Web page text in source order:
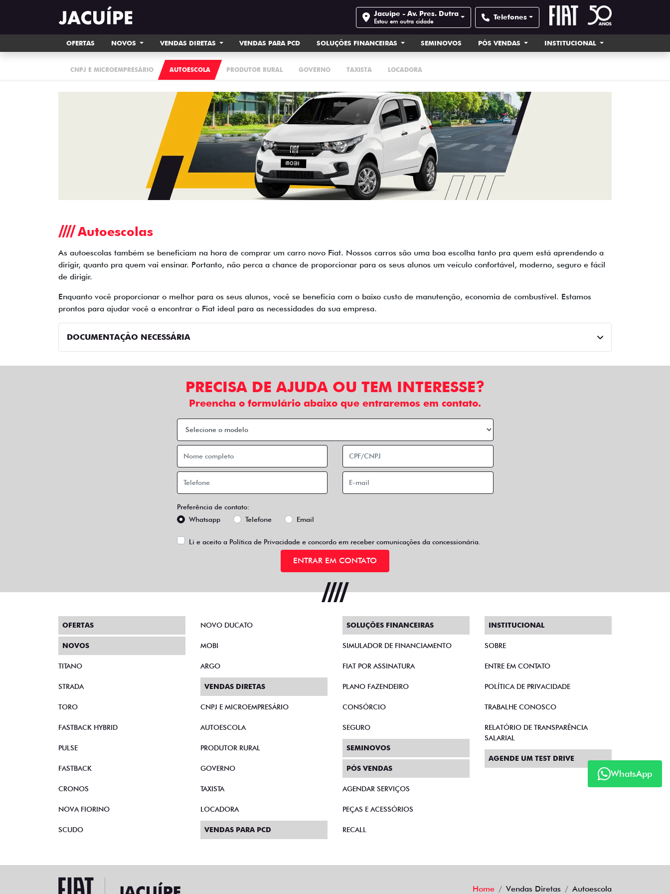
Jacuipe - Av. Pres. Dutra
Estou em outra cidade Telefones
OFERTAS NOVOS VENDAS DIRETAS VENDAS PARA PCD SOLUÇÕES FINANCEIRAS SEMINOVOS PÓS VENDAS INSTITUCIONAL
CNPJ E MICROEMPRESÁRIO AUTOESCOLA PRODUTOR RURAL GOVERNO TAXISTA LOCADORA
Autoescolas
As autoescolas também se beneficiam na hora de comprar um carro novo Fiat. Nossos carros são uma boa escolha tanto pra quem está aprendendo a
dirigir, quanto pra quem vai ensinar. Portanto, não perca a chance de proporcionar para os seus alunos um veículo confortável, moderno, seguro e fácil
de dirigir.
Enquanto você proporcionar o melhor para os seus alunos, você se beneficia com o baixo custo de manutenção, economia de combustível. Estamos
prontos para ajudar você a encontrar o Fiat ideal para as necessidades da sua empresa.
DOCUMENTAÇÃO NECESSÁRIA
PRECISA DE AJUDA OU TEM INTERESSE?
Preencha o formulário abaixo que entraremos em contato.
Preferência de contato:
Whatsapp
Telefone Email
Li e aceito a Política de Privacidadee concordo em receber comunicações da concessionária.
ENTRAR EM CONTATO
WhatsApp
OFERTAS
NOVOS
TITANO
STRADA
TORO
FASTBACK HYBRID
PULSE
FASTBACK
CRONOS
NOVA FIORINO
SCUDO
NOVO DUCATO
MOBI
ARGO
VENDAS DIRETAS
CNPJ E MICROEMPRESÁRIO
AUTOESCOLA
PRODUTOR RURAL
GOVERNO
TAXISTA
LOCADORA
VENDAS PARA PCD
SOLUÇÕES FINANCEIRAS
SIMULADOR DE FINANCIAMENTO
FIAT POR ASSINATURA
PLANO FAZENDEIRO
CONSÓRCIO
SEGURO
SEMINOVOS
PÓS VENDAS
AGENDAR SERVIÇOS
PEÇAS E ACESSÓRIOS
RECALL
INSTITUCIONAL
SOBRE
ENTRE EM CONTATO
POLÍTICA DE PRIVACIDADE
TRABALHE CONOSCO
RELATÓRIO DE TRANSPARÊNCIA
SALARIAL
AGENDE UM TEST DRIVE
Home Vendas Diretas Autoescola